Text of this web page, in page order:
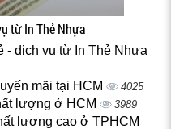
từ In Thẻ Nhựa
- dịch vụ từ In Thẻ Nhựa
mãi tại HCM 4025
lượng ở HCM 3989
lượng cao ở TPHCM